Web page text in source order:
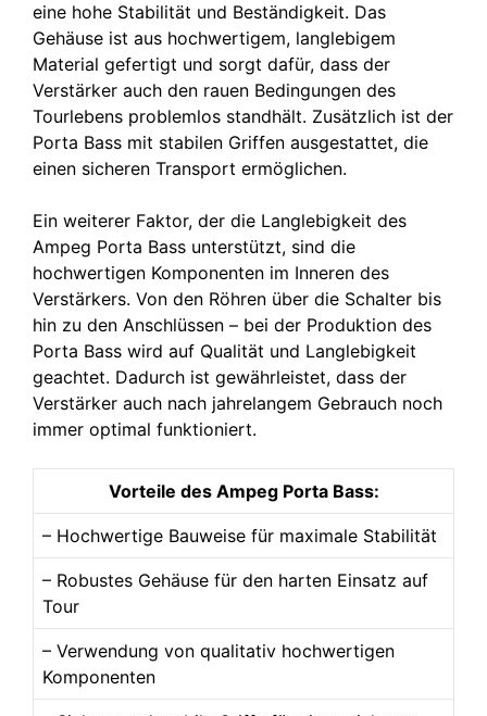
eine hohe Stabilität und Beständigkeit. Das
Gehäuse ist aus hochwertigem, langlebigem
Material gefertigt und sorgt dafür, dass der
Verstärker auch den rauen Bedingungen des
Tourlebens problemlos standhält. Zusätzlich ist der
Porta Bass mit stabilen Griffen ausgestattet, die
einen sicheren Transport ermöglichen.
Ein weiterer Faktor, der die Langlebigkeit des
Ampeg Porta Bass unterstützt, sind die
hochwertigen Komponenten im Inneren des
Verstärkers. Von den Röhren über die Schalter bis
hin zu den Anschlüssen – bei der Produktion des
Porta Bass wird auf Qualität und Langlebigkeit
geachtet. Dadurch ist gewährleistet, dass der
Verstärker auch nach jahrelangem Gebrauch noch
immer optimal funktioniert.
Vorteile des Ampeg Porta Bass:
– Hochwertige Bauweise für maximale Stabilität
– Robustes Gehäuse für den harten Einsatz auf
Tour
– Verwendung von qualitativ hochwertigen
Komponenten